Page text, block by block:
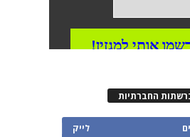
החברתיות
לייק